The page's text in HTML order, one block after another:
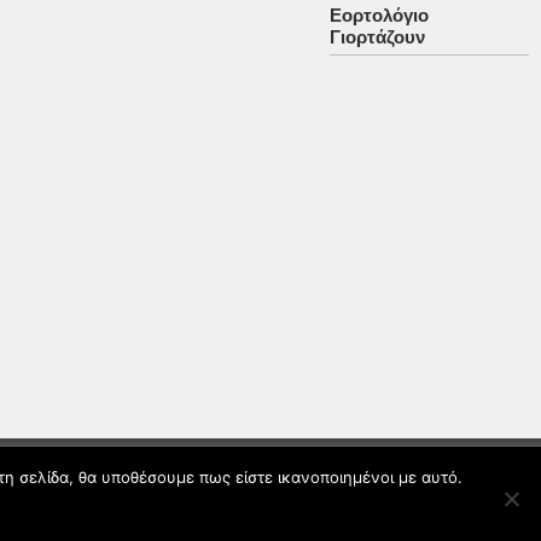
Εορτολόγιο
Γιορτάζουν
σελίδα, θα υποθέσουμε πως είστε ικανοποιημένοι με αυτό.